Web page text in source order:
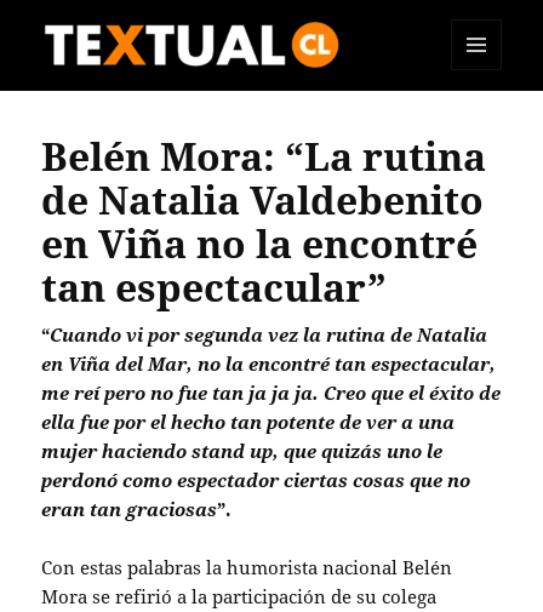
Belén Mora: “La rutina
de Natalia Valdebenito
en Viña no la encontré
tan espectacular”
“Cuando vi por segunda vez la rutina de Natalia
en Viña del Mar, no la encontré tan espectacular,
me reí pero no fue tan ja ja ja. Creo que el éxito de
ella fue por el hecho tan potente de ver a una
mujer haciendo stand up, que quizás uno le
perdonó como espectador ciertas cosas que no
eran tan graciosas”.
Con estas palabras la humorista nacional Belén
Mora se refirió a la participación de su colega